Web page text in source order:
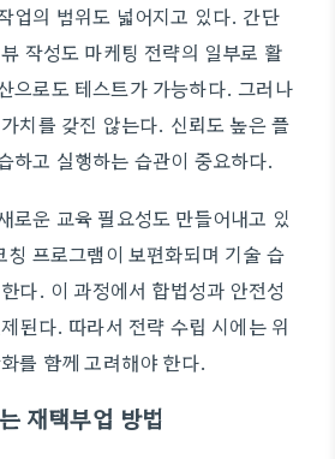
업의 범위도 넓어지고 있다. 간단
작성도 마케팅 전략의 일부로 활
으로도 테스트가 가능하다. 그러나
치를 갖진 않는다. 신뢰도 높은 플
하고 실행하는 습관이 중요하다.
로운 교육 필요성도 만들어내고 있
프로그램이 보편화되며 기술 습
다. 이 과정에서 합법성과 안전성
된다. 따라서 전략 수립 시에는 위
를 함께 고려해야 한다.
재택부업 방법